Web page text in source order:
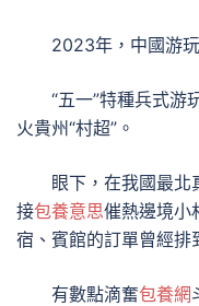
2023年，中國游
“五一”特種兵式游
火貴州“村超”。
眼下，在我國最
接包養意思催熱邊境小
宿、賓館的訂單曾經排
有數點滴奮包養網